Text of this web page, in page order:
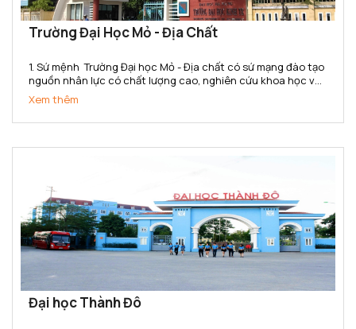
Trường Đại Học Mỏ - Địa Chất
1. Sứ mệnh Trường Đại học Mỏ - Địa chất có sứ mạng đào tạo
nguồn nhân lực có chất lượng cao, nghiên cứu khoa học và
chuyển giao công nghệ đáp ứng nhu cầu xã hội và hội nhập
quốc tế trong các lĩnh vực khoa học Trái đất,...
Xem thêm
Đại học Thành Đô